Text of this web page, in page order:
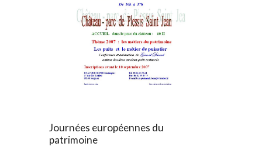
Journées européennes du
patrimoine